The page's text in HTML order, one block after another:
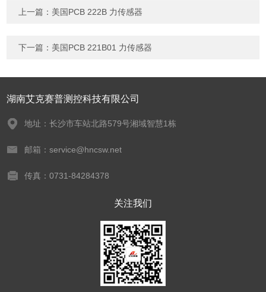
上一篇： 美国PCB 222B 力传感器
下一篇： 美国PCB 221B01 力传感器
湖南艾克赛普测控科技有限公司
地址：长沙市车站北路579号湘域智慧1栋
邮箱：service@hncsw.net
传真：0731-84284378
关注我们